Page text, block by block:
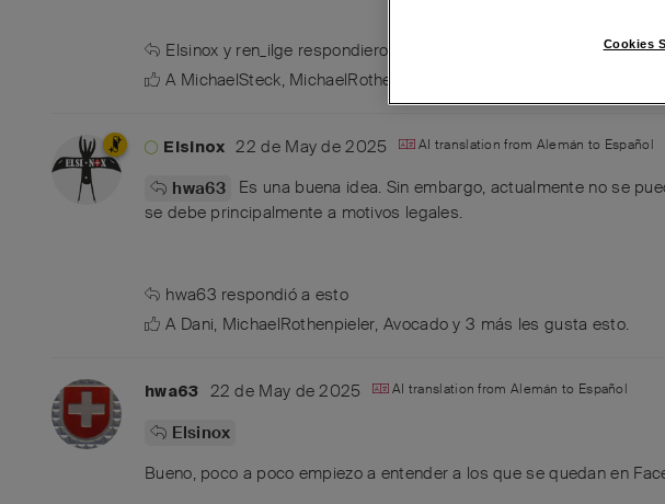
Elsinox y ren_ilge respondieron a esto
A MichaelSteck, MichaelRothenpieler
Elsinox 22 de May de 2025 AI translation from Alemán to Español
hwa63
Es una buena idea. Sin embargo, actualmente no se
se debe principalmente a motivos legales.
hwa63 respondió a esto
A Dani, MichaelRothenpieler,Avocado y3 más les gusta esto.
hwa63 22 de May de 2025 AI translation from Alemán to Español
Elsinox
Bueno, poco a poco empiezo a entender a los que se quedan en
Cookies